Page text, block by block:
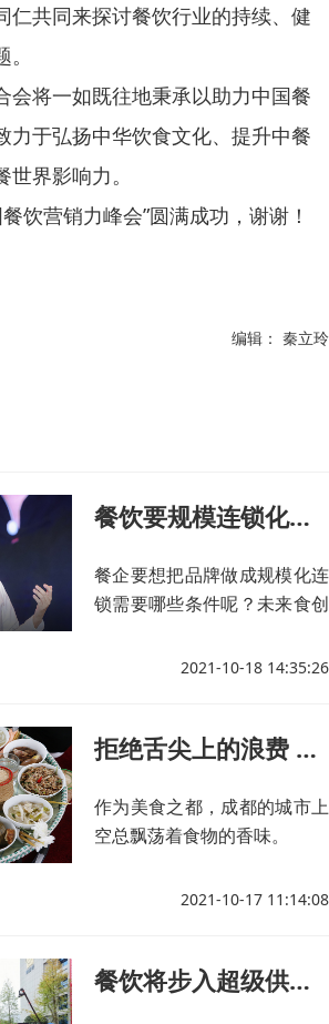
仁共同来探讨餐饮行业的持续、健
会将一如既往地秉承以助力中国餐
力于弘扬中华饮食文化、提升中餐
界影响力。
饮营销力峰会”圆满成功，谢谢！
编辑： 秦立玲
餐饮要规模连锁化发展，需要六种力量
餐企要想把品牌做成规模化连
锁需要哪些条件呢？未来食创
2021-10-18 14:35:26
拒绝舌尖上的浪费 每个人都是执行者
作为美食之都，成都的城市上
空总飘荡着食物的香味。
2021-10-17 11:14:08
餐饮将步入超级供应链时代？